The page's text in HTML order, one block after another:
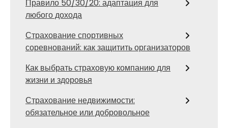
Правило 50/30/20: адаптация для
любого дохода
Страхование спортивных
соревнований: как защитить организаторов
Как выбрать страховую компанию для
жизни и здоровья
Страхование недвижимости:
обязательное или добровольное